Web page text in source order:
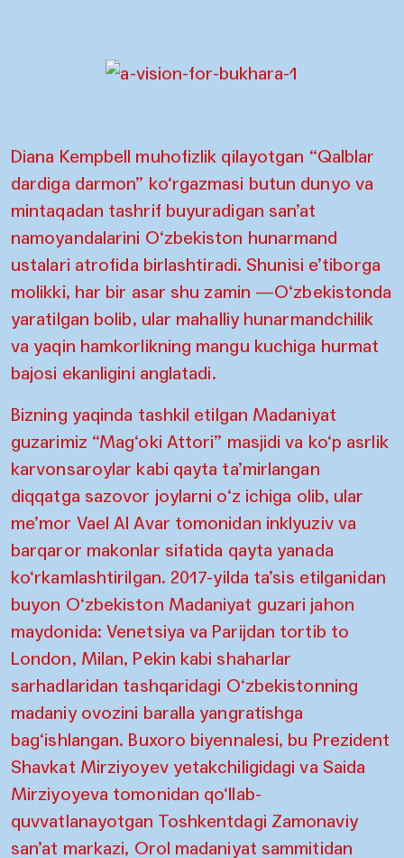
Diana Kempbell muhofizlik qilayotgan “Qalblar
dardiga darmon” ko‘rgazmasi butun dunyo va
mintaqadan tashrif buyuradigan san’at
namoyandalarini O‘zbekiston hunarmand
ustalari atrofida birlashtiradi. Shunisi e’tiborga
molikki, har bir asar shu zamin —O‘zbekistonda
yaratilgan bolib, ular mahalliy hunarmandchilik
va yaqin hamkorlikning mangu kuchiga hurmat
bajosi ekanligini anglatadi.
Bizning yaqinda tashkil etilgan Madaniyat
guzarimiz “Mag‘oki Attori” masjidi va ko‘p asrlik
karvonsaroylar kabi qayta ta’mirlangan
diqqatga sazovor joylarni o‘z ichiga olib, ular
me’mor Vael Al Avar tomonidan inklyuziv va
barqaror makonlar sifatida qayta yanada
ko‘rkamlashtirilgan. 2017-yilda ta’sis etilganidan
buyon O‘zbekiston Madaniyat guzari jahon
maydonida: Venetsiya va Parijdan tortib to
London, Milan, Pekin kabi shaharlar
sarhadlaridan tashqaridagi O‘zbekistonning
madaniy ovozini baralla yangratishga
bag‘ishlangan. Buxoro biyennalesi, bu Prezident
Shavkat Mirziyoyev yetakchiligidagi va Saida
Mirziyoyeva tomonidan qo‘llab-
quvvatlanayotgan Toshkentdagi Zamonaviy
san’at markazi, Orol madaniyat sammitidan